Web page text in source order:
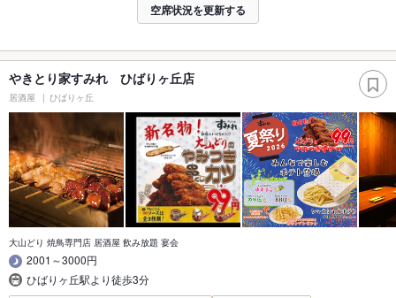
空席状況を更新する
やきとり家すみれ ひばりヶ丘店
居酒屋 ひばりヶ丘
大山どり 焼鳥専門店 居酒屋 飲み放題 宴会
2001～3000円
ひばりヶ丘駅より徒歩3分